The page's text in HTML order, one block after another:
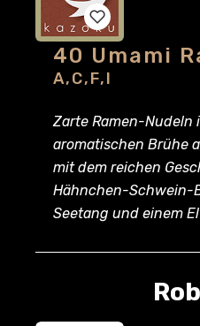
Add
wishlist
40 Umami
A,c,f,i
Zarte Ramen-Nudeln
aromatischen Brühe
mit dem reichen
Hähnchen-Schwein-
Seetang und einem